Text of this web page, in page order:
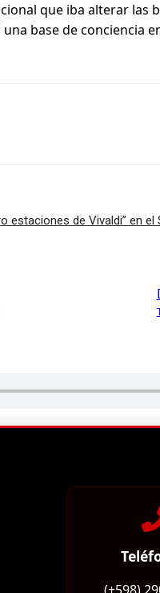
que iba alterar las
base de conciencia
estaciones de Vivaldi” en el